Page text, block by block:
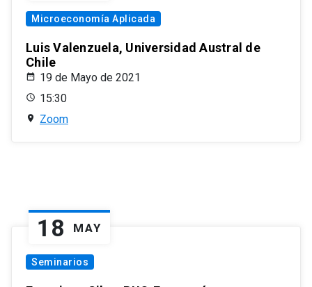
Microeconomía Aplicada
Luis Valenzuela, Universidad Austral de
Chile
19 de Mayo de 2021
15:30
Zoom
18 MAY
Seminarios